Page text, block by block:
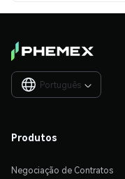
Português 
Produtos
Negociação de Contratos